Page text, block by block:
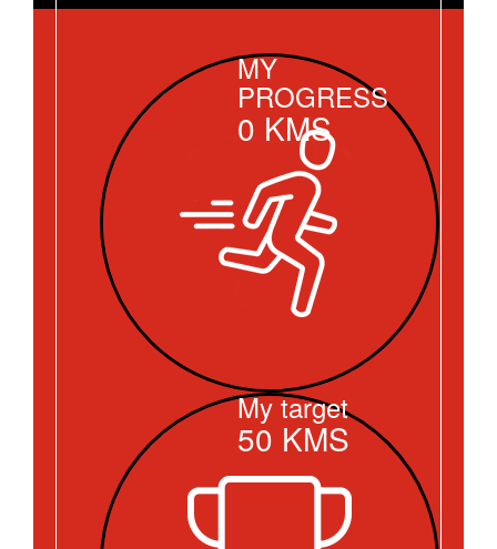
MY
PROGRESS
0 KMS
My target
50 KMS